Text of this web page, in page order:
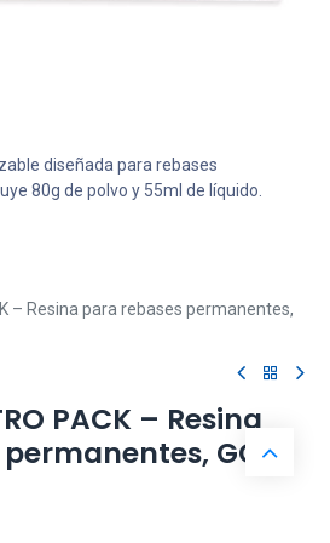
diseñada para rebases
80g de polvo y 55ml de líquido.
– Resina para rebases permanentes,
PACK – Resina
GC